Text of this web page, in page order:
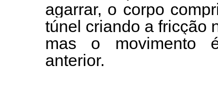
agarrar, o corpo
túnel criando a fricção
mas o movimento
anterior.